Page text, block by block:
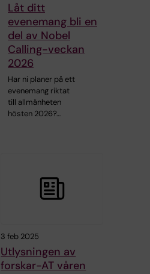
Låt ditt
evenemang bli en
del av Nobel
Calling-veckan
2026
Har ni planer på ett
evenemang riktat
till allmänheten
hösten 2026?…
3 feb 2025
Utlysningen av
forskar-AT våren